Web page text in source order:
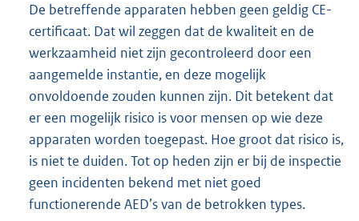
De betreffende apparaten hebben geen geldig CE-
certificaat. Dat wil zeggen dat de kwaliteit en de
werkzaamheid niet zijn gecontroleerd door een
aangemelde instantie, en deze mogelijk
onvoldoende zouden kunnen zijn. Dit betekent dat
er een mogelijk risico is voor mensen op wie deze
apparaten worden toegepast. Hoe groot dat risico is,
is niet te duiden. Tot op heden zijn er bij de inspectie
geen incidenten bekend met niet goed
functionerende AED’s van de betrokken types.